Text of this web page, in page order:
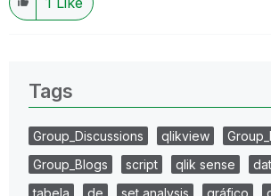
Tags
Group_Discussions qlikview
Group_Blogs
script qlik sense